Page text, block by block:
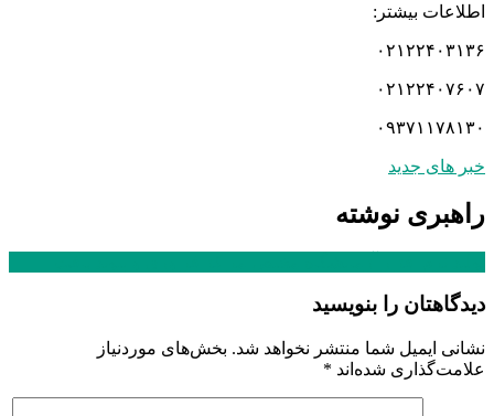
اطلاعات بیشتر:
۰۲۱۲۲۴۰۳۱۳۶
۰۲۱۲۲۴۰۷۶۰۷
۰۹۳۷۱۱۷۸۱۳۰
خبر های جدید
راهبری نوشته
دیدگاهتان را بنویسید
نشانی ایمیل شما منتشر نخواهد شد. بخش‌های موردنیاز
علامت‌گذاری شده‌اند *